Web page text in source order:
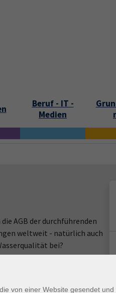
Beruf - IT -
Medien
AGB der durchführenden
weltweit - natürlich auch
bei?
Umwelttechnik der
von einer Website gesendet und